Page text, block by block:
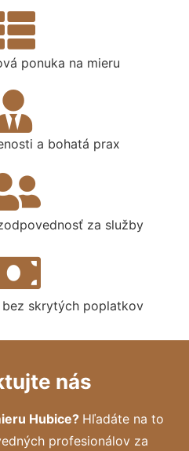
ponuka na mieru
a bohatá prax
za služby
skrytých poplatkov
nás
Hubice? Hľadáte na to
profesionálov za